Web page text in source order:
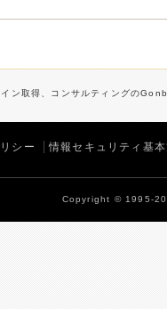
ン取得、コンサルティングの
シー 情報セキュリティ基
Copyright © 1995-